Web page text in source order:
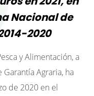
Nacional de
2020
y Alimentación, a
Agraria, ha
de 2020 en el